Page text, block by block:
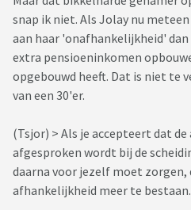
snap ik niet. Als Jolay nu
aan haar 'onafhankelijkheid'
extra pensioeninkomen
opgebouwd heeft. Dat is niet te
van een 30'er.
(Tsjor) > Als je accepteert dat
afgesproken wordt bij de
daarna voor jezelf moet zorgen,
afhankelijkheid meer te bestaan.